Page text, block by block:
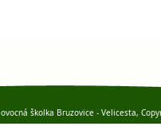
školka Bruzovice - Velicesta,